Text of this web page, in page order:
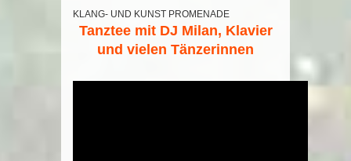
KLANG- UND KUNST PROMENADE
Tanztee mit DJ Milan, Klavier
und vielen Tänzerinnen